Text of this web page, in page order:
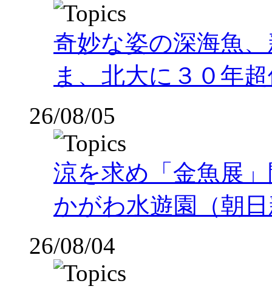
奇妙な姿の深海魚
ま、北大に３０年
26/08/05
涼を求め「金魚展
かがわ水遊園（朝
26/08/04